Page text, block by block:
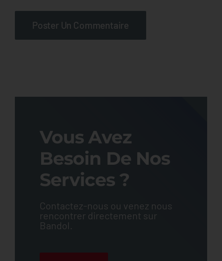
Vous Avez
Besoin De Nos
Services ?
Contactez-nous ou venez nous
rencontrer directement sur
Bandol.